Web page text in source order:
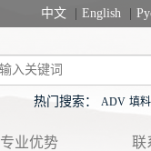
中文 English
热门搜索： ADV 填料
专业优势 联